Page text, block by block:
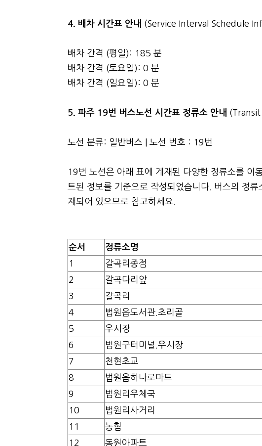
4. 배차 시간표 안내 (Service Interval Schedule
배차 간격 (평일): 185 분
배차 간격 (토요일): 0 분
배차 간격 (일요일): 0 분
5. 파주 19번 버스노선 시간표 정류소 안내
노선 분류: 일반버스 | 노선 번호 : 19번
19번 노선은 아래 표에 게재된 다양한 정류소를 이
트된 정보를 기준으로 작성되었습니다. 버스의 정
재되어 있으므로 참고하세요.
순서 정류소명
1
갈곡리종점
2
갈곡다리앞
3
갈곡리
4
법원읍도서관.초리골
5
우시장
6
법원구터미널.우시장
7
천현초교
8
법원읍하나로마트
9
법원리우체국
10
법원리사거리
11
농협
12
동원아파트